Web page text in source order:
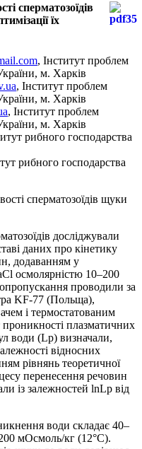
сперматозоїдів
їх
, Інститут проблем
м. Харків
, Інститут проблем
м. Харків
, Інститут проблем
м. Харків
рибного господарства
рибного господарства
сперматозоїдів щуки
досліджували
даних про кінетику
додаванням у
осмолярністю 10–200
проводили за
KF-77 (Польща),
і термостатованим
плазматичних
води (Lp) визначали,
відносних
рівнянь теоретичної
перенесення речовин
із залежностей lnLp від
води складає 40–
мОсмоль/кг (12°С).